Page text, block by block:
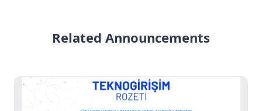
Related Announcements